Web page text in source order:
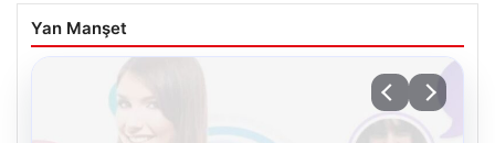
Yan Manşet